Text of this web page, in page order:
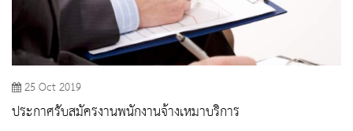
25 Oct 2019
ประกาศรับสมัครงานพนักงานจ้างเหมาบริการ